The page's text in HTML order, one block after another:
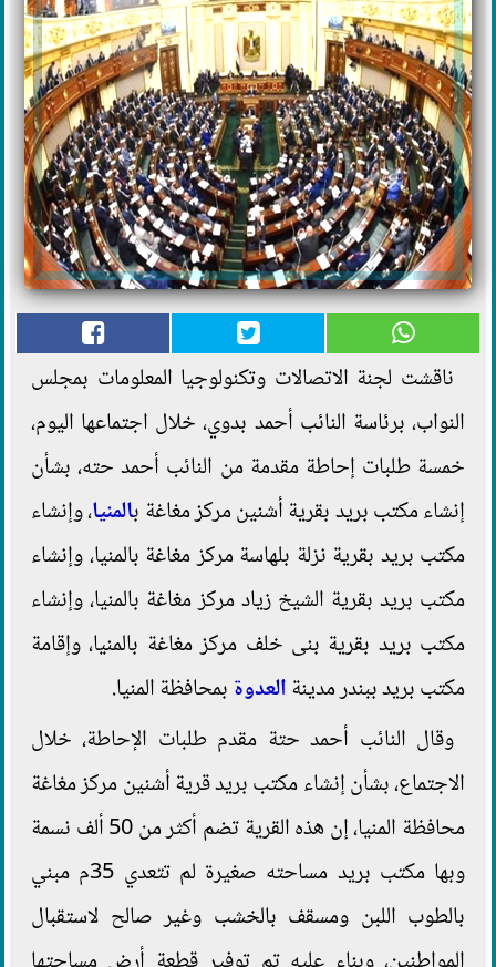
ناقشت لجنة الاتصالات وتكنولوجيا المعلومات بمجلس
النواب، برئاسة النائب أحمد بدوي، خلال اجتماعها اليوم،
خمسة طلبات إحاطة مقدمة من النائب أحمد حته، بشأن
إنشاء مكتب بريد بقرية أشنين مركز مغاغة بالمنيا، وإنشاء
مكتب بريد بقرية نزلة بلهاسة مركز مغاغة بالمنيا، وإنشاء
مكتب بريد بقرية الشيخ زياد مركز مغاغة بالمنيا، وإنشاء
مكتب بريد بقرية بنى خلف مركز مغاغة بالمنيا، وإقامة
مكتب بريد ببندر مدينةالعدوة بمحافظة المنيا.
وقال النائب أحمد حتة مقدم طلبات الإحاطة، خلال
الاجتماع، بشأن إنشاء مكتب بريد قرية أشنين مركز مغاغة
محافظة المنيا، إن هذه القرية تضم أكثر من 50 ألف نسمة
وبها مكتب بريد مساحته صغيرة لم تتعدي 35م مبني
بالطوب اللبن ومسقف بالخشب وغير صالح لاستقبال